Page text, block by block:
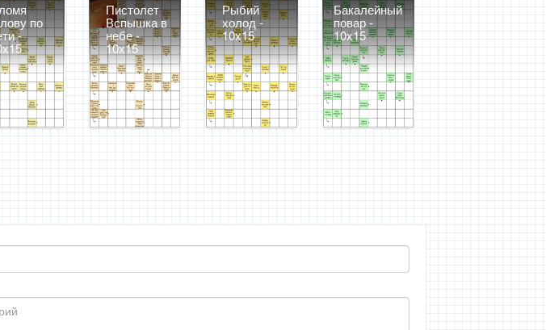
по
-
Пистолет
Вспышка в
небе -
10x15
Рыбий
холод -
10x15
Бакалейный
повар -
10x15